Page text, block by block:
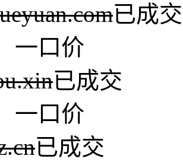
已成交
一口价
已成交
一口价
已成交